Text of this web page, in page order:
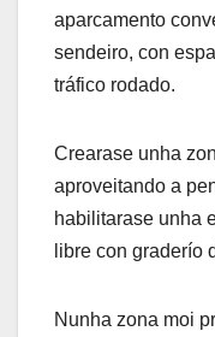
aparcamento
sendeiro, con
tráfico rodado.
Crearase unha
aproveitando a
habilitarase unha
libre con graderío
Nunha zona moi